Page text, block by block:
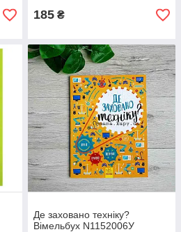
185 ₴
Де заховано техніку?
Вімельбух N1152006У